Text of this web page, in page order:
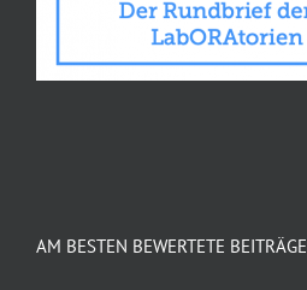
AM BESTEN BEWERTETE BEITRÄGE